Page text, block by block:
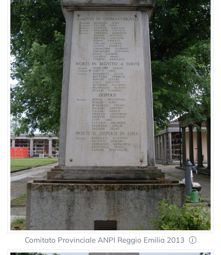
Comitato Provinciale ANPI Reggio Emilia 2013